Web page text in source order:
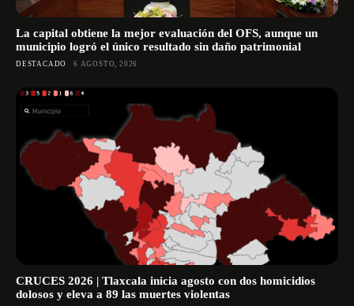
La capital obtiene la mejor evaluación del OFS, aunque un
municipio logró el único resultado sin daño patrimonial
DESTACADO 6 AGOSTO, 2026
CRUCES 2026 | Tlaxcala inicia agosto con dos homicidios
dolosos y eleva a 89 las muertes violentas